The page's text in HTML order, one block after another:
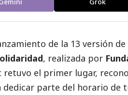
de la 13 versión de
, realizada por
retuvo el primer lugar,
dedicar parte del horario de